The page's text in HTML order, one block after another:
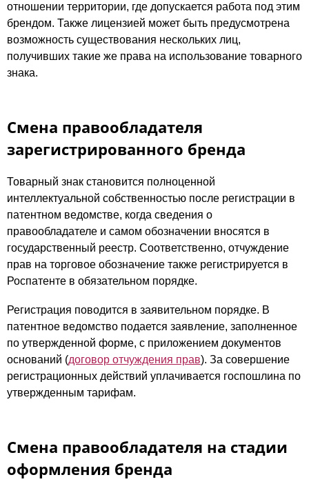
отношении территории, где допускается работа под этим
брендом. Также лицензией может быть предусмотрена
возможность существования нескольких лиц,
получивших такие же права на использование товарного
знака.
Смена правообладателя
зарегистрированного бренда
Товарный знак становится полноценной
интеллектуальной собственностью после регистрации в
патентном ведомстве, когда сведения о
правообладателе и самом обозначении вносятся в
государственный реестр. Соответственно, отчуждение
прав на торговое обозначение также регистрируется в
Роспатенте в обязательном порядке.
Регистрация поводится в заявительном порядке. В
патентное ведомство подается заявление, заполненное
по утвержденной форме, с приложением документов
оснований (договор отчуждения прав). За совершение
регистрационных действий уплачивается госпошлина по
утвержденным тарифам.
Смена правообладателя на стадии
оформления бренда